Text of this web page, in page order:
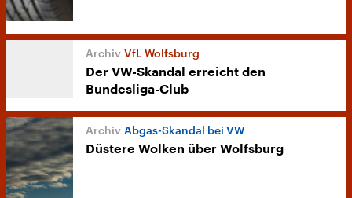
VfL Wolfsburg
Der VW-Skandal erreicht den
Bundesliga-Club
Abgas-Skandal bei VW
Düstere Wolken über Wolfsburg